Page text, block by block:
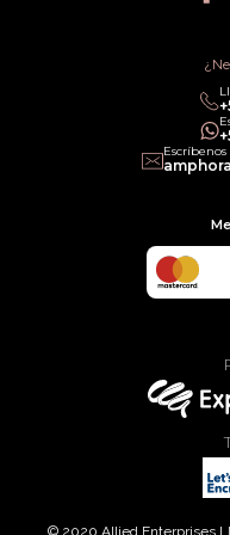
© 2020 Allied Enterprises